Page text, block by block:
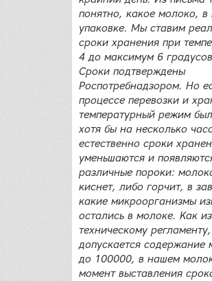
понятно, какое молоко, в
упаковке. Мы ставим
сроки хранения при
4 до максимум 6
Сроки подтверждены
Роспотребнадзором. Но
процессе перевозки и
температурный режим
хотя бы на несколько
естественно сроки
уменьшаются и
различные пороки:
киснет, либо горчит, в
какие микроорганизмы
остались в молоке. Как
техническому регламенту,
допускается содержание
до 100000, в нашем
момент выставления